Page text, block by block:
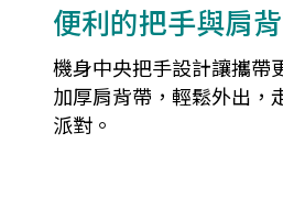
便利的把手與肩
機身中央把手設計讓攜帶
加厚肩背帶，輕鬆外出，
派對。